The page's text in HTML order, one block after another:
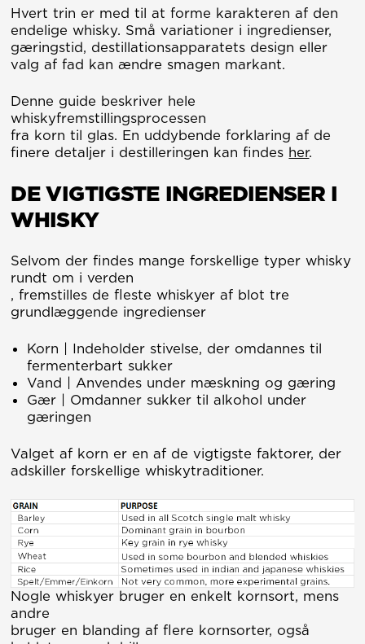
Hvert trin er med til at forme karakteren af den
endelige whisky. Små variationer i ingredienser,
gæringstid, destillationsapparatets design eller
valg af fad kan ændre smagen markant.
Denne guide beskriver hele
whiskyfremstillingsprocessen
fra korn til glas. En uddybende forklaring af de
finere detaljer i destilleringen kan findes her.
DE VIGTIGSTE INGREDIENSER I
WHISKY
Selvom der findes mange forskellige typer whisky
rundt om i verden
, fremstilles de fleste whiskyer af blot tre
grundlæggende ingredienser
Korn | Indeholder stivelse, der omdannes til
fermenterbart sukker
Vand | Anvendes under mæskning og gæring
Gær | Omdanner sukker til alkohol under
gæringen
Valget af korn er en af de vigtigste faktorer, der
adskiller forskellige whiskytraditioner.
Nogle whiskyer bruger en enkelt kornsort, mens
andre
bruger en blanding af flere kornsorter, også